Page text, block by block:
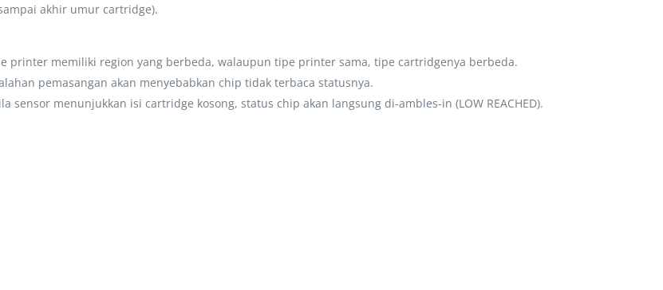
akhir umur cartridge).
printer memiliki region yang berbeda, walaupun tipe printer sama, tipe cartridgenya berbeda.
pemasangan akan menyebabkan chip tidak terbaca statusnya.
menunjukkan isi cartridge kosong, status chip akan langsung di-ambles-in (LOW REACHED).